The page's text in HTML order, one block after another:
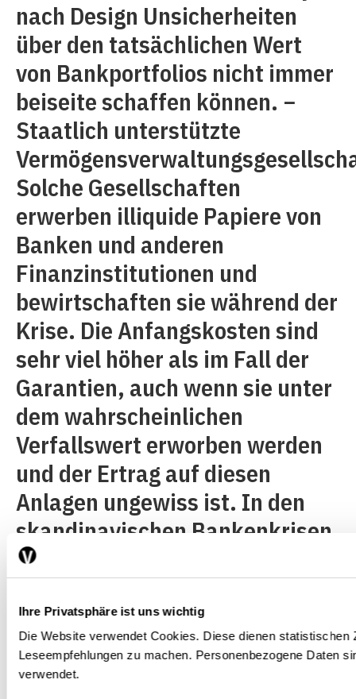
Ihre Privatsphäre ist uns wichtig
Die Website verwendet Cookies. Diese dienen statistischen
Leseempfehlungen zu machen. Personenbezogene Daten
verwendet.
nach Design Unsicherheiten
über den tatsächlichen Wert
von Bankportfolios nicht immer
beiseite schaffen können. −
Staatlich unterstützte
Solche Gesellschaften
erwerben illiquide Papiere von
Banken und anderen
Finanzinstitutionen und
bewirtschaften sie während der
Krise. Die Anfangskosten sind
sehr viel höher als im Fall der
Garantien, auch wenn sie unter
dem wahrscheinlichen
Verfallswert erworben werden
und der Ertrag auf diesen
Anlagen ungewiss ist. In den
skandinavischen Bankenkrisen
in den späten Achtziger- und
den frühen Neunzigerjahren
war die Erfahrung mit solchen
Gesellschaften positiv, mit
geringen Kosten für den